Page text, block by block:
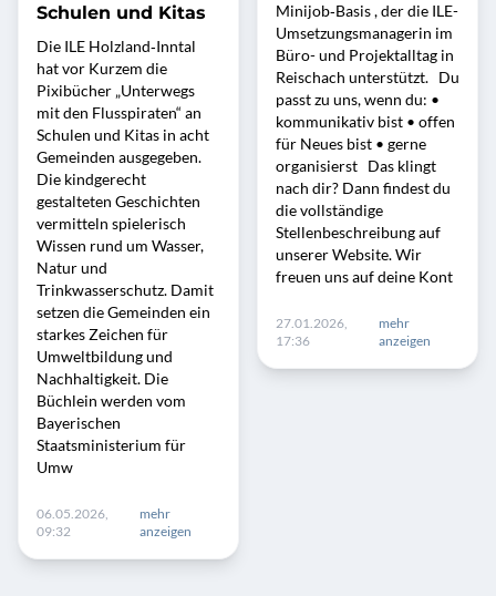
Schulen und Kitas
Die ILE Holzland‑Inntal
hat vor Kurzem die
Pixibücher „Unterwegs
mit den Flusspiraten“ an
Schulen und Kitas in acht
Gemeinden ausgegeben.
Die kindgerecht
gestalteten Geschichten
vermitteln spielerisch
Wissen rund um Wasser,
Natur und
Trinkwasserschutz. Damit
setzen die Gemeinden ein
starkes Zeichen für
Umweltbildung und
Nachhaltigkeit. Die
Büchlein werden vom
Bayerischen
Staatsministerium für
Umw
06.05.2026,
09:32
mehr
anzeigen
Minijob‑Basis , der die ILE-
Umsetzungsmanagerin im
Büro- und Projektalltag in
Reischach unterstützt. Du
passt zu uns, wenn du: •
kommunikativ bist • offen
für Neues bist • gerne
organisierst Das klingt
nach dir? Dann findest du
die vollständige
Stellenbeschreibung auf
unserer Website. Wir
freuen uns auf deine Kont
27.01.2026,
17:36
mehr
anzeigen